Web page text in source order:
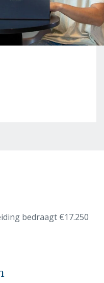
bedraagt €17.250